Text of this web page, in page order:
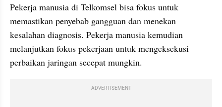
Pekerja manusia di Telkomsel bisa fokus untuk
memastikan penyebab gangguan dan menekan
kesalahan diagnosis. Pekerja manusia kemudian
melanjutkan fokus pekerjaan untuk mengeksekusi
perbaikan jaringan secepat mungkin.
ADVERTISEMENT